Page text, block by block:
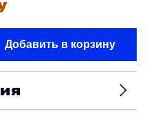
Добавить в корзину
шины